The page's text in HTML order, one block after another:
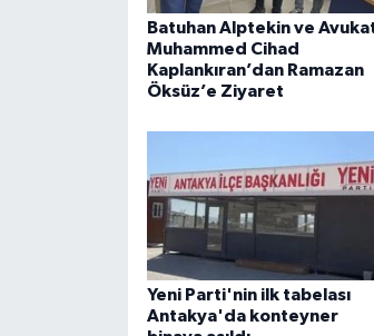
Batuhan Alptekin ve
Muhammed Cihad
Kaplankıran’dan Ramazan
Öksüz’e Ziyaret
Yeni Parti'nin ilk tabelası
Antakya'da konteyner